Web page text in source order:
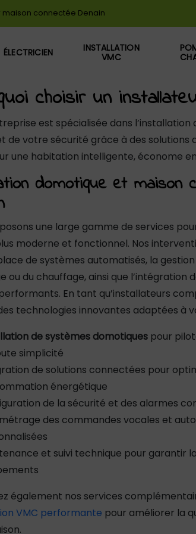
maison connectée Denain
ÉLECTRICIEN
INSTALLATION
VMC
choisir un
est spécialisée dans
de votre sécurité grâce à des solutions
une habitation intelligente, économe
domotique et maison
une large gamme de services
moderne et fonctionnel. Nos
de systèmes automatisés, la
ou du chauffage, ainsi que l’intégration
En tant qu’installateurs
technologies innovantes adaptées à
de systèmes domotiques pour
simplicité
de solutions connectées pour
énergétique
de la sécurité et des alarmes
des commandes vocales et
et suivi technique pour garantir
également nos services
VMC performante pour améliorer la